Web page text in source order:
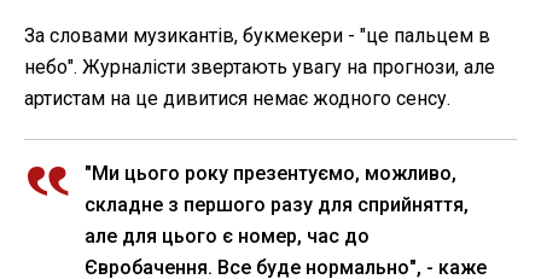
За словами музикантів, букмекери - "це пальцем в
небо". Журналісти звертають увагу на прогнози, але
артистам на це дивитися немає жодного сенсу.
"Ми цього року презентуємо, можливо,
складне з першого разу для сприйняття,
але для цього є номер, час до
Євробачення. Все буде нормально", - каже